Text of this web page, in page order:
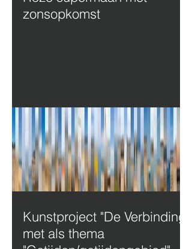
zonsopkomst
Kunstproject "De Verbinding"
met als thema